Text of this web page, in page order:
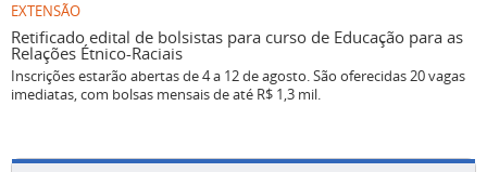
EXTENSÃO
Retificado edital de bolsistas para curso de Educação para as
Relações Étnico-Raciais
Inscrições estarão abertas de 4 a 12 de agosto. São oferecidas 20 vagas
imediatas, com bolsas mensais de até R$ 1,3 mil.